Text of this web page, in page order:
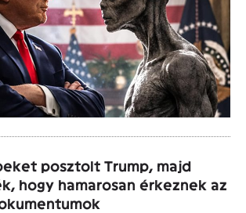
posztolt Trump, majd
hogy hamarosan érkeznek az